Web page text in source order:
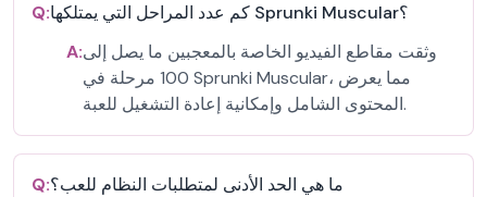
Q:
كم عدد المراحل التي يمتلكها Sprunki Muscular؟
A:وثقت مقاطع الفيديو الخاصة بالمعجبين ما يصل إلى
100 مرحلة في Sprunki Muscular، مما يعرض
المحتوى الشامل وإمكانية إعادة التشغيل للعبة.
Q:ما هي الحد الأدنى لمتطلبات النظام للعب؟